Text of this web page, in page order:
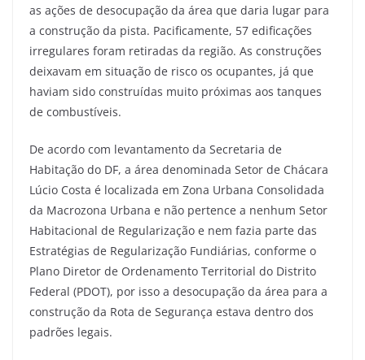
as ações de desocupação da área que daria lugar para
a construção da pista. Pacificamente, 57 edificações
irregulares foram retiradas da região. As construções
deixavam em situação de risco os ocupantes, já que
haviam sido construídas muito próximas aos tanques
de combustíveis.
De acordo com levantamento da Secretaria de
Habitação do DF, a área denominada Setor de Chácara
Lúcio Costa é localizada em Zona Urbana Consolidada
da Macrozona Urbana e não pertence a nenhum Setor
Habitacional de Regularização e nem fazia parte das
Estratégias de Regularização Fundiárias, conforme o
Plano Diretor de Ordenamento Territorial do Distrito
Federal (PDOT), por isso a desocupação da área para a
construção da Rota de Segurança estava dentro dos
padrões legais.